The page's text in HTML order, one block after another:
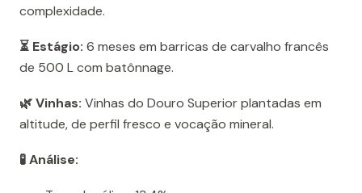
complexidade.
⏳ Estágio: 6 meses em barricas de carvalho francês
de 500 L com batônnage.
🌿 Vinhas: Vinhas do Douro Superior plantadas em
altitude, de perfil fresco e vocação mineral.
🧪 Análise: